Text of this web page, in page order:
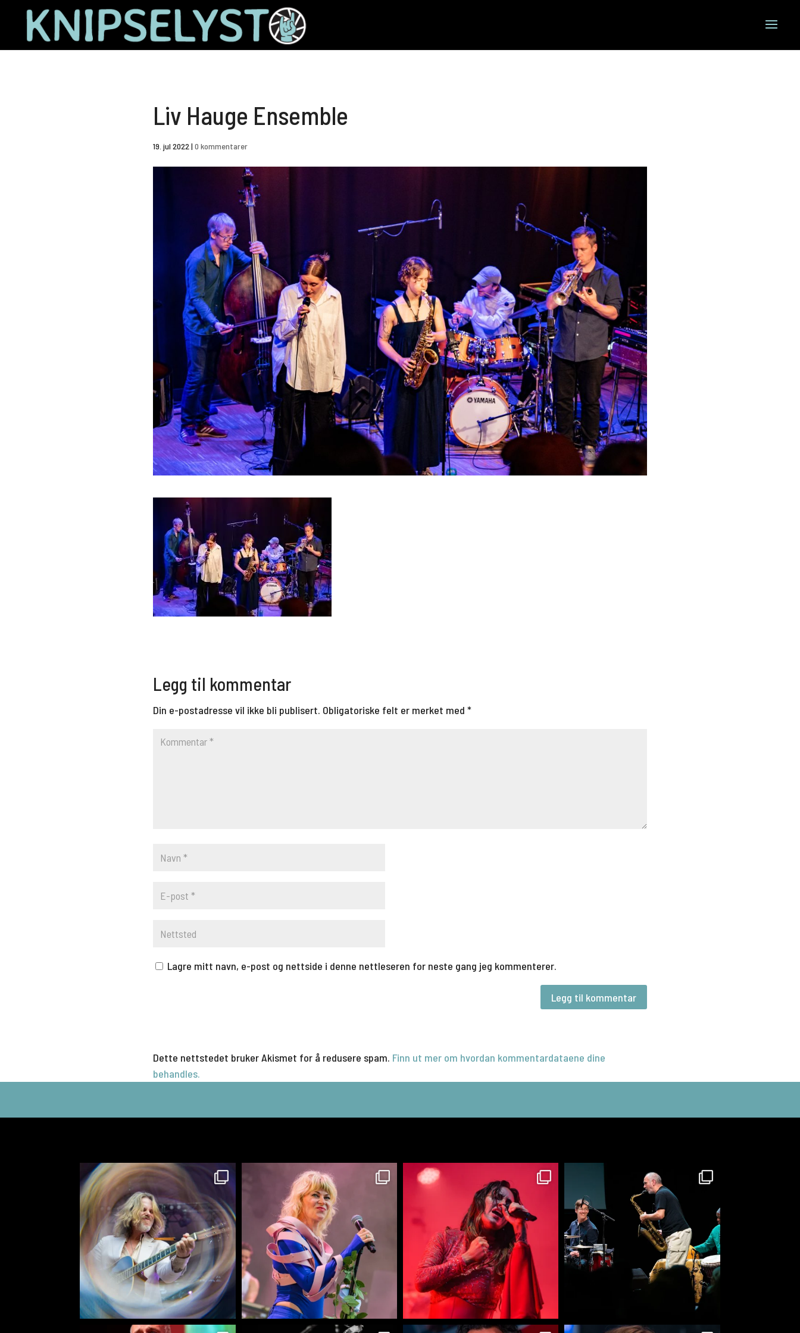
Liv Hauge Ensemble
19. jul 2022 | 0 kommentarer
Legg til kommentar
Din e-postadresse vil ikke bli publisert. Obligatoriske felt er merket med *
Lagre mitt navn, e-post og nettside i denne nettleseren for neste gang jeg kommenterer.
Dette nettstedet bruker Akismet for å redusere spam. Finn ut mer om hvordan kommentardataene dine
behandles.